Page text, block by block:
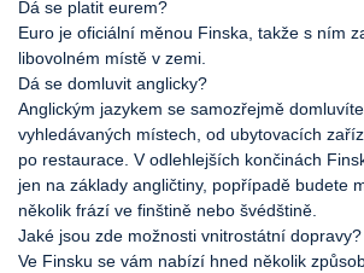
Dá se platit eurem?
Euro je oficiální měnou Finska, takže s ním
libovolném místě v zemi.
Dá se domluvit anglicky?
Anglickým jazykem se samozřejmě
vyhledávaných místech, od ubytovacích
po restaurace. V odlehlejších končinách
jen na základy angličtiny, popřípadě budete
několik frází ve finštině nebo švédštině.
Jaké jsou zde možnosti vnitrostátní dopravy?
Ve Finsku se vám nabízí hned několik